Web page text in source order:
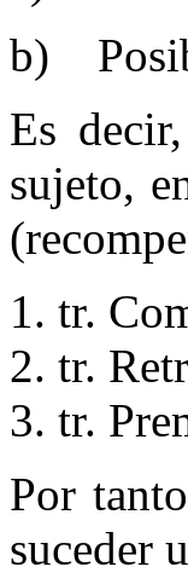
b)
Es
sujeto,
tr.
tr.
tr.
Por
suceder